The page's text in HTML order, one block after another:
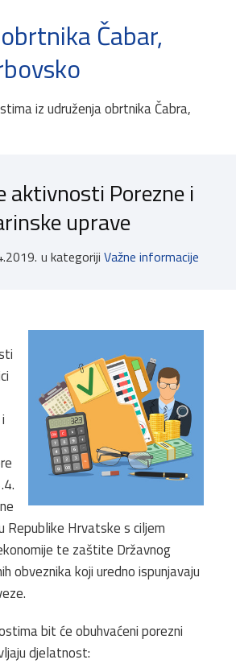
Čabar,
iz udruženja obrtnika Čabra,
aktivnosti Porezne i
uprave
u kategoriji Važne informacije
Republike Hrvatske s ciljem
te zaštite Državnog
obveznika koji uredno ispunjavaju
bit će obuhvaćeni porezni
djelatnost: